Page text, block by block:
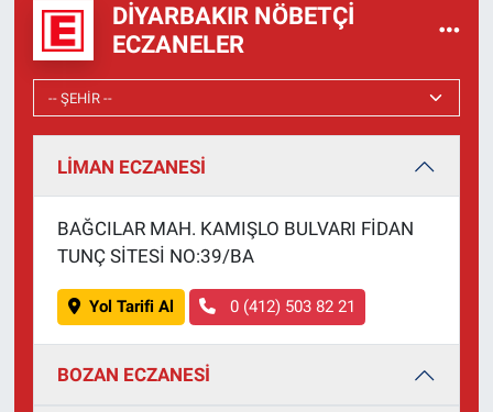
DIYARBAKIR NÖBETÇI
ECZANELER
LİMAN ECZANESİ
BAĞCILAR MAH. KAMIŞLO BULVARI FİDAN
TUNÇ SİTESİ NO:39/BA
Yol Tarifi Al 0 (412) 503 82 21
BOZAN ECZANESİ